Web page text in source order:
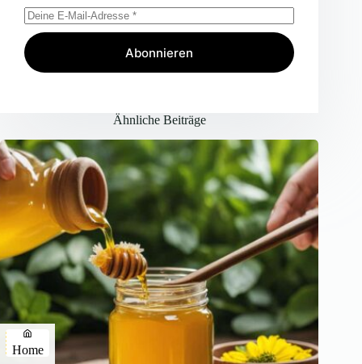
Abonnieren
Ähnliche Beiträge
Home